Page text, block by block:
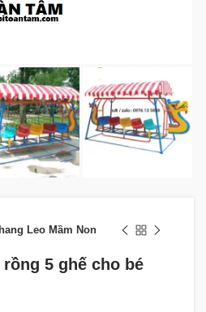
Leo Mầm Non
5 ghế cho bé